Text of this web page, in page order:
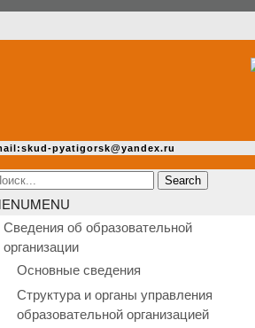
pyatigorsk@yandex.ru
MENU
Сведения об образовательной
организации
Основные сведения
Структура и органы управления
образовательной организацией